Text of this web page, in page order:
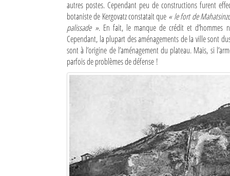
Mot de passe oublié ?
autres postes. Cependant peu de constructions furent
botaniste de Kergovatz constatait que « le fort de
palissade ». En fait, le manque de crédit et d’hommes
Cependant, la plupart des aménagements de la ville sont
sont à l’origine de l’aménagement du plateau. Mais, si
parfois de problèmes de défense !